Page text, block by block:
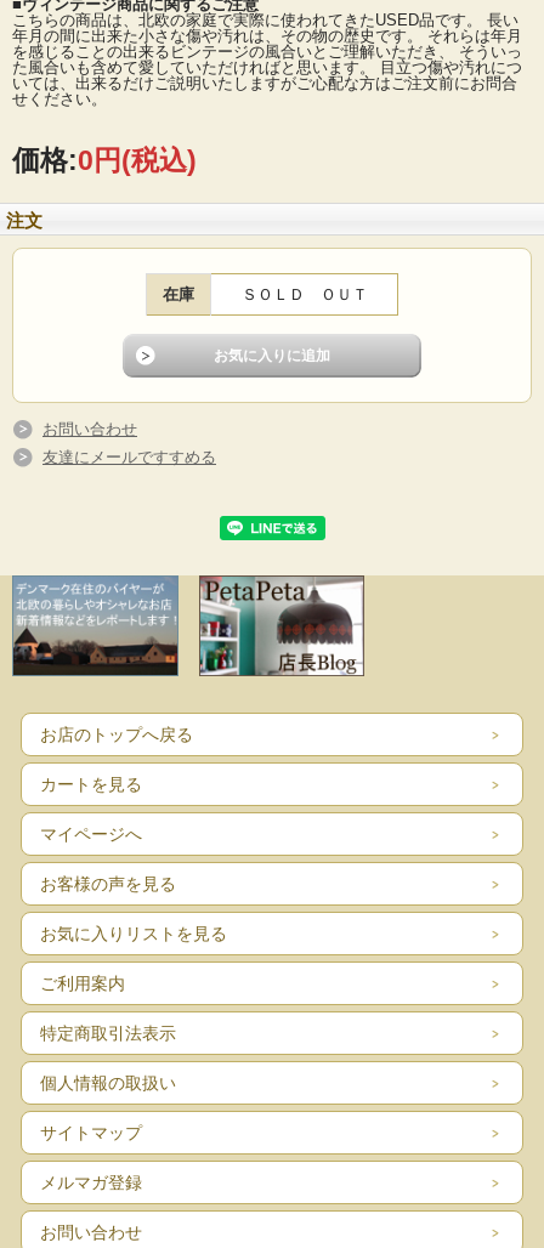
デンマーク、イェンス・クイストゴー（Jens.H.Quistgaard）デザインreliefシリー
ズのケーキプレートです。葉っぱの形をモチーフにした絵柄が素敵なシリーズで
す。マットな釉薬を使用しているため、落ち着いた雰囲気を醸しだしています。
※レリーフシリーズは、当時人気を博したため3社に渡って製造されました。その
ため、時代によって刻印が違っております。初期のものはシール刻印だったので
■製造国：デンマーク
■デザイン：Jens.H.Quistgaard（イェンス・クイストゴー）/B&G
■年代 ：1970年代～1980年代
■コンディション：目立つダメージなくよいヴィンテージコンディションです。
■ヴィンテージ商品に関するご注意
こちらの商品は、北欧の家庭で実際に使われてきたUSED品です。 長い
年月の間に出来た小さな傷や汚れは、その物の歴史です。 それらは年月
を感じることの出来るビンテージの風合いとご理解いただき、 そういっ
た風合いも含めて愛していただければと思います。 目立つ傷や汚れにつ
いては、出来るだけご説明いたしますがご心配な方はご注文前にお問合
せください。
価格:0円(税込)
注文
在庫 ＳＯＬＤ ＯＵＴ
お問い合わせ
友達にメールですすめる
お店のトップへ戻る
カートを見る
マイページへ
お客様の声を見る
お気に入りリストを見る
ご利用案内
特定商取引法表示
個人情報の取扱い
サイトマップ
メルマガ登録
お問い合わせ